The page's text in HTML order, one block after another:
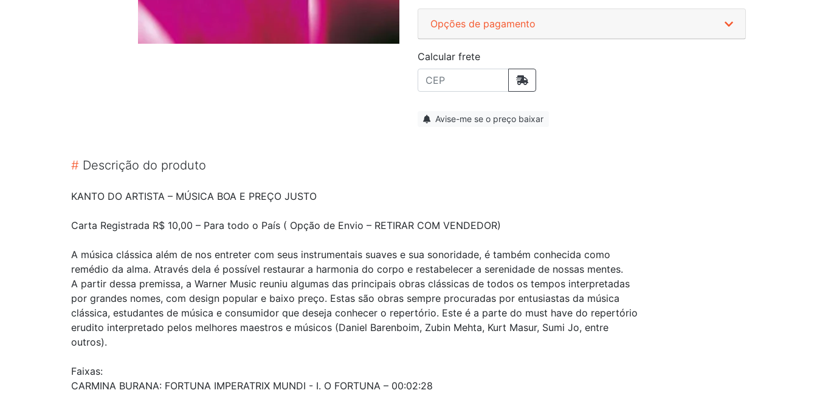
Opções de pagamento
Calcular frete
Avise-me se o preço baixar
# Descrição do produto
KANTO DO ARTISTA – MÚSICA BOA E PREÇO JUSTO
Carta Registrada R$ 10,00 – Para todo o País ( Opção de Envio – RETIRAR COM VENDEDOR)
A música clássica além de nos entreter com seus instrumentais suaves e sua sonoridade, é também conhecida como
remédio da alma. Através dela é possível restaurar a harmonia do corpo e restabelecer a serenidade de nossas mentes.
A partir dessa premissa, a Warner Music reuniu algumas das principais obras clássicas de todos os tempos interpretadas
por grandes nomes, com design popular e baixo preço. Estas são obras sempre procuradas por entusiastas da música
clássica, estudantes de música e consumidor que deseja conhecer o repertório. Este é a parte do must have do repertório
erudito interpretado pelos melhores maestros e músicos (Daniel Barenboim, Zubin Mehta, Kurt Masur, Sumi Jo, entre
outros).
Faixas:
CARMINA BURANA: FORTUNA IMPERATRIX MUNDI - I. O FORTUNA – 00:02:28